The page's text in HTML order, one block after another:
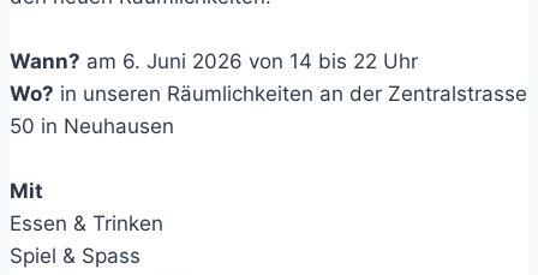
Wann? am 6. Juni 2026 von 14 bis 22 Uhr
Wo? in unseren Räumlichkeiten an der Zentralstrasse
50 in Neuhausen
Mit
Essen & Trinken
Spiel & Spass